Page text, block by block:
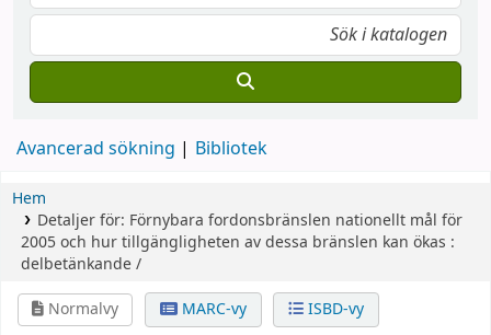
Avancerad sökning Bibliotek
Hem
Detaljer för: Förnybara fordonsbränslen nationellt mål för
2005 och hur tillgängligheten av dessa bränslen kan ökas :
delbetänkande /
Normalvy
MARC-vy ISBD-vy